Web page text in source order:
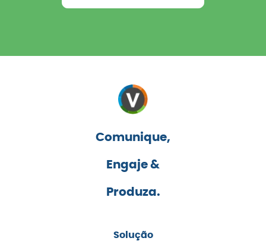
Comunique,
Engaje &
Produza.
Solução